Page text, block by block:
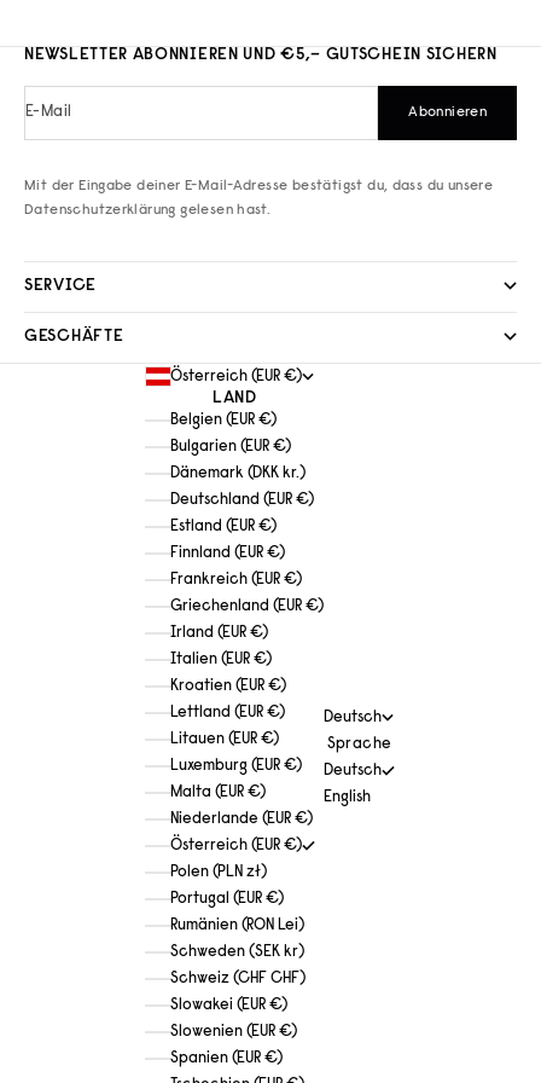
NEWSLETTER ABONNIEREN UND €5,– GUTSCHEIN SICHERN
E-Mail Abonnieren
Mit der Eingabe deiner E-Mail-Adresse bestätigst du, dass du unsere
Datenschutzerklärung gelesen hast.
SERVICE
GESCHÄFTE
Österreich (EUR €)
LAND
Belgien (EUR €)
Bulgarien (EUR €)
Dänemark (DKK kr.)
Deutschland (EUR €)
Estland (EUR €)
Finnland (EUR €)
Frankreich (EUR €)
Griechenland (EUR €)
Irland (EUR €)
Italien (EUR €)
Kroatien (EUR €)
Lettland (EUR €)
Litauen (EUR €)
Luxemburg (EUR €)
Malta (EUR €)
Niederlande (EUR €)
Österreich (EUR €)
Polen (PLN zł)
Portugal (EUR €)
Rumänien (RON Lei)
Schweden (SEK kr)
Schweiz (CHF CHF)
Slowakei (EUR €)
Slowenien (EUR €)
Spanien (EUR €)
Deutsch
Sprache
Deutsch
English